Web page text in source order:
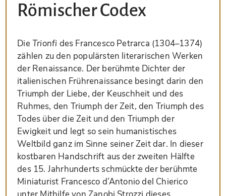
Römischer Codex
DieTrionfi des Francesco Petrarca (1304–1374)
zählen zu den populärsten literarischen Werken
der Renaissance. Der berühmte Dichter der
italienischen Frührenaissance besingt darin den
Triumph der Liebe, der Keuschheit und des
Ruhmes, den Triumph der Zeit, den Triumph des
Todes über die Zeit und den Triumph der
Ewigkeit und legt so sein humanistisches
Weltbild ganz im Sinne seiner Zeit dar. In dieser
kostbaren Handschrift aus der zweiten Hälfte
des 15. Jahrhunderts schmückte der berühmte
Miniaturist Francesco d’Antonio del Chierico